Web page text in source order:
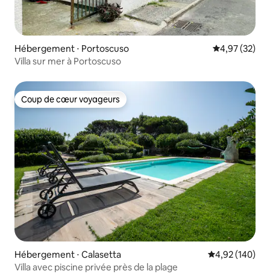
Hébergement ⋅ Portoscuso Évaluation
4,97 (32)
Villa sur mer à Portoscuso
Coup de cœur voyageurs
Coup de cœur voyageurs
Hébergement ⋅ Calasetta Évaluation
4,92 (140)
Villa avec piscine privée près de la plage